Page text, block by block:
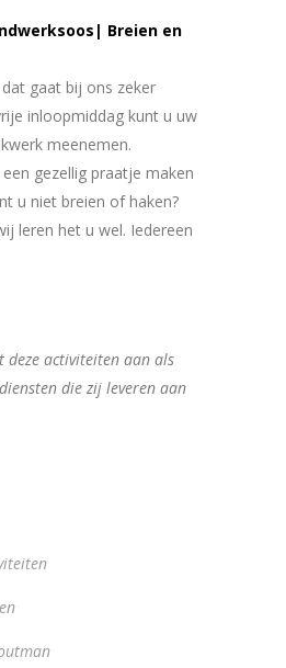
Breien en
gaat bij ons zeker
inloopmiddag kunt u uw
meenemen.
gezellig praatje maken
u niet breien of haken?
leren het u wel. Iedereen
deze activiteiten aan als
die zij leveren aan